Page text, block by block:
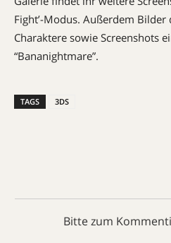
Fight’-Modus. Außerdem Bilder
Charaktere sowie Screenshots
“Bananightmare”.
TAGS 3DS
Bitte zum